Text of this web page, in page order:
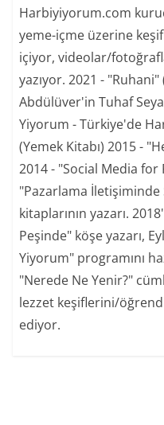
Harbiyiyorum.com
yeme-içme üzerine
içiyor, videolar/
yazıyor. 2021 -
Abdülüver'in Tuhaf
Yiyorum - Türkiye'de
(Yemek Kitabı) 2015 -
2014 - "Social Media for
"Pazarlama İletişiminde
kitaplarının yazarı.
Peşinde" köşe yazarı,
Yiyorum" programını
"Nerede Ne Yenir?"
lezzet keşiflerini/
ediyor.